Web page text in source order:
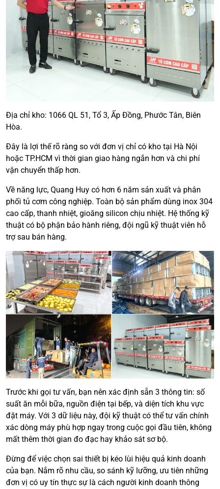
Địa chỉ kho: 1066 QL 51, Tổ 3, Ấp Đồng, Phước Tân, Biên
Hòa.
Đây là lợi thế rõ ràng so với đơn vị chỉ có kho tại Hà Nội
hoặc TP.HCM vì thời gian giao hàng ngắn hơn và chi phí
vận chuyển thấp hơn.
Về năng lực, Quang Huy có hơn 6 năm sản xuất và phân
phối tủ cơm công nghiệp. Toàn bộ sản phẩm dùng inox 304
cao cấp, thanh nhiệt, gioăng silicon chịu nhiệt. Hệ thống kỹ
thuật có bộ phận bảo hành riêng, đội ngũ kỹ thuật viên hỗ
trợ sau bán hàng.
Trước khi gọi tư vấn, bạn nên xác định sẵn 3 thông tin: số
suất ăn mỗi bữa, nguồn điện tại bếp, và diện tích khu vực
đặt máy. Với 3 dữ liệu này, đội kỹ thuật có thể tư vấn chính
xác dòng máy phù hợp ngay trong cuộc gọi đầu tiên, không
mất thêm thời gian đo đạc hay khảo sát sơ bộ.
Đừng để việc chọn sai thiết bị kéo lùi hiệu quả kinh doanh
của bạn. Nắm rõ nhu cầu, so sánh kỹ lưỡng, ưu tiên những
đơn vị có uy tín thực sự là cách người kinh doanh thông